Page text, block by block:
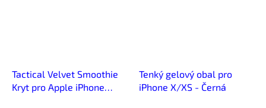
Tactical Velvet Smoothie
Kryt pro Apple iPhone
Tenký gelový obal pro
iPhone X/XS - Černá